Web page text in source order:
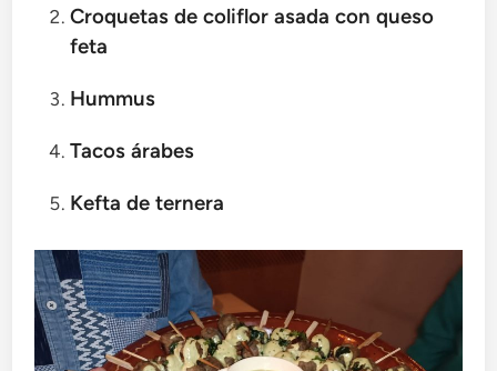
Croquetas de coliflor asada con queso
feta
Hummus
Tacos árabes
Kefta de ternera